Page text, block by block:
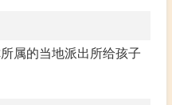
属的当地派出所给孩子